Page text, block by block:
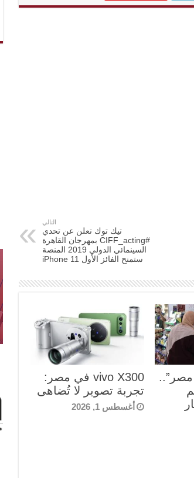
التالي
تيك توك تعلن عن تحدي
#CIFF_acting بمهرجان القاهرة
السينمائي الدولي 2019 المنصة
ستمنح الفائز الأول iPhone 11
مصر”..
vivo X300 في مصر:
تجربة تصوير لا تُضاهى
أغسطس 1, 2026